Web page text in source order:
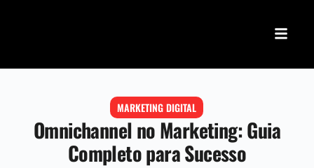
MARKETING DIGITAL
Omnichannel no Marketing: Guia
Completo para Sucesso